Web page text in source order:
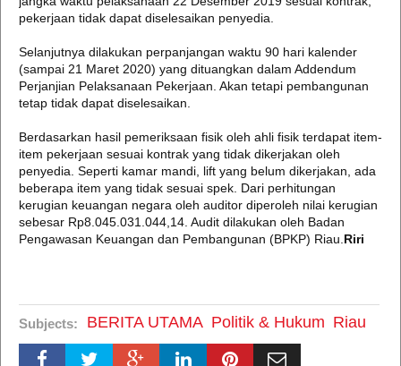
pekerjaan tidak dapat diselesaikan penyedia.
Selanjutnya dilakukan perpanjangan waktu 90 hari kalender
(sampai 21 Maret 2020) yang dituangkan dalam Addendum
Perjanjian Pelaksanaan Pekerjaan. Akan tetapi pembangunan
tetap tidak dapat diselesaikan.
Berdasarkan hasil pemeriksaan fisik oleh ahli fisik terdapat item-
item pekerjaan sesuai kontrak yang tidak dikerjakan oleh
penyedia. Seperti kamar mandi, lift yang belum dikerjakan, ada
beberapa item yang tidak sesuai spek. Dari perhitungan
kerugian keuangan negara oleh auditor diperoleh nilai kerugian
sebesar Rp8.045.031.044,14. Audit dilakukan oleh Badan
Pengawasan Keuangan dan Pembangunan (BPKP) Riau. Riri
Subjects: BERITA UTAMA Politik & Hukum Riau